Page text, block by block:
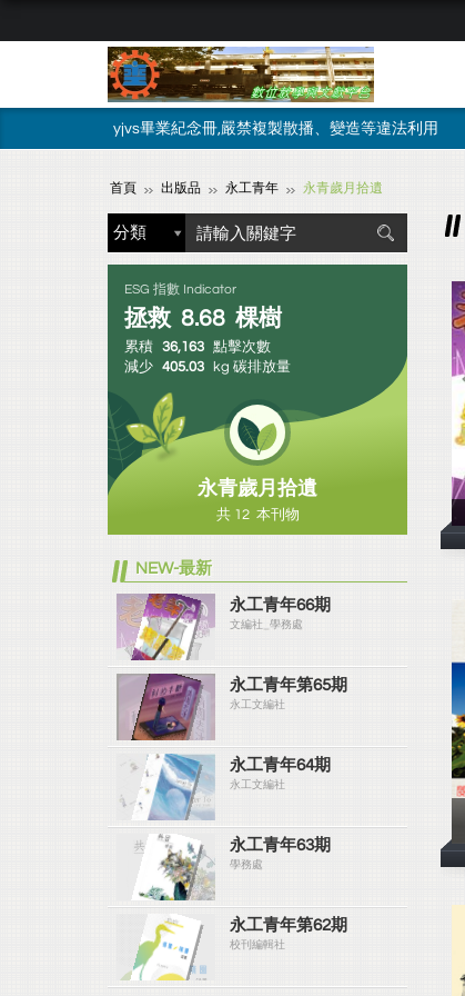
yjvs畢業紀念冊,嚴禁複製散播、變造等違法利用
首頁 出版品 永工青年 永青歲月拾遺
ESG 指數 Indicator
拯救 8.68 棵樹
累積 36,163 點擊次數
減少 405.03 kg 碳排放量
永青歲月拾遺
共 12 本刊物
NEW-最新
永工青年66期
文編社_學務處
永工青年第65期
永工文編社
永工青年64期
永工文編社
永工青年63期
學務處
永工青年第62期
校刊編輯社